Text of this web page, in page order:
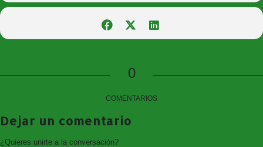
donde se tiene en cuenta el momento actual, pero sin dejar por ello
0
COMENTARIOS
Dejar un comentario
¿Quieres unirte a la conversación?